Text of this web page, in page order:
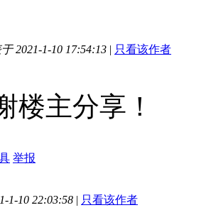
2021-1-10 17:54:13 | 只看该作者
楼主分享！
举报
1-10 22:03:58 | 只看该作者